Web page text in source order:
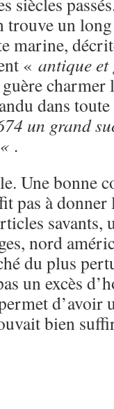
trouve un
marine,
« antique et
dans
un grand
.
Une bonne
pas à
savants,
nord
du plus
un excès
d’avoir
bien